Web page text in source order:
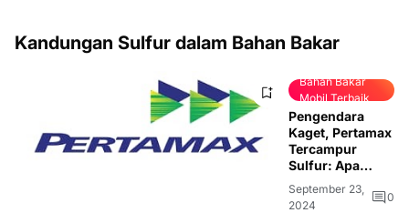
Kandungan Sulfur dalam Bahan Bakar
Bahan Bakar
Mobil Terbaik
Pengendara
Kaget, Pertamax
Tercampur
Sulfur: Apa
Dampaknya
untuk
Kendaraan?
September 23,
2024
0